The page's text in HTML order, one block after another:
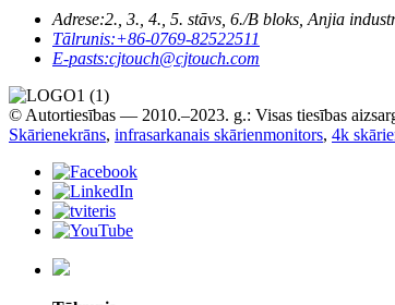
Adrese:2., 3., 4., 5. stāvs, 6./B bloks, Anjia
Tālrunis:+86-0769-82522511
E-pasts:cjtouch@cjtouch.com
© Autortiesības — 2010.–2023. g.: Visas tiesības
Skārienekrāns, infrasarkanais skārienmonitors, 4k